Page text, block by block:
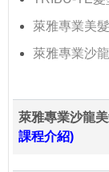
萊雅專業美
萊雅專業沙
萊雅專業沙龍
課程介紹)